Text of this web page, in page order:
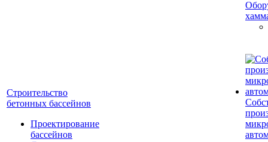
Строительство
бетонных бассейнов
Проектирование
бассейнов